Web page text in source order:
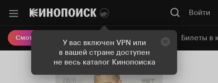
У вас включен VPN или
в вашей стране доступен
не весь каталог Кинопоиска
Войти
Смотреть кино Онлайн-кинотеатр Билеты в